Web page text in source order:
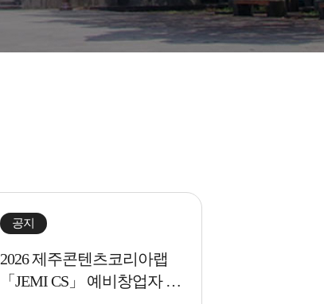
공지
2026 제주콘텐츠코리아랩
「JEMI CS」 예비창업자 선